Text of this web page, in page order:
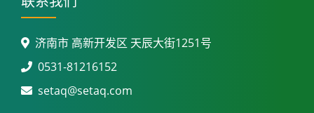
济南市 高新开发区 天辰大街1251号
0531-81216152
setaq@setaq.com